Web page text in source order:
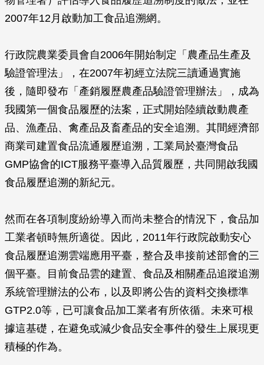
2007年12月啟動加工食品追溯網。
行政院農業委員會自2006年開始制定「農產品生產及
驗證管理法」，在2007年初經立法院三讀通過實施
後，隨即發布「產銷履歷農產品驗證管理辦法」，成為
我國第一個食品履歷的法案，正式開始陸續啟動農產
品、漁產品、禽產品及畜產品的安全追溯。其間經濟部
商業司建置食品流通履歷追溯，工業局於臺灣食品
GMP協會的ICT服務平臺導入品質履歷，共同開啟我國
食品履歷追溯的新紀元。
然而在各項制度紛紛導入而尚未整合的情況下，食品加
工業者頓時無所適從。因此，2011年行政院啟動安心
食品履歷追溯雲端應用平臺，整合及串接前述部會的三
個平臺。目前食品雲的建置、食品及相關產品追蹤追溯
系統管理辦法的公布，以及即將公告的資料交換標準
GTP2.0等，已可讓食品加工業者有所依循。未來可根
據這基礎，在避免或減少食品安全事件的發生上展現更
積極的作為。